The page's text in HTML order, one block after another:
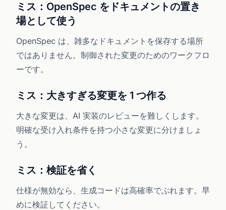
ミス：OpenSpec をドキュメントの置き
場として使う
OpenSpec は、雑多なドキュメントを保存する場所
ではありません。制御された変更のためのワークフロ
ーです。
ミス：大きすぎる変更を 1 つ作る
大きな変更は、AI 実装のレビューを難しくします。
明確な受け入れ条件を持つ小さな変更に分けましょ
う。
ミス：検証を省く
仕様が無効なら、生成コードは高確率でぶれます。早
めに検証してください。